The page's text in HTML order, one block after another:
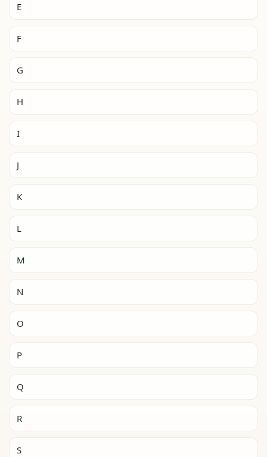
E
F
G
H
I
J
K
L
M
N
O
P
Q
R
S